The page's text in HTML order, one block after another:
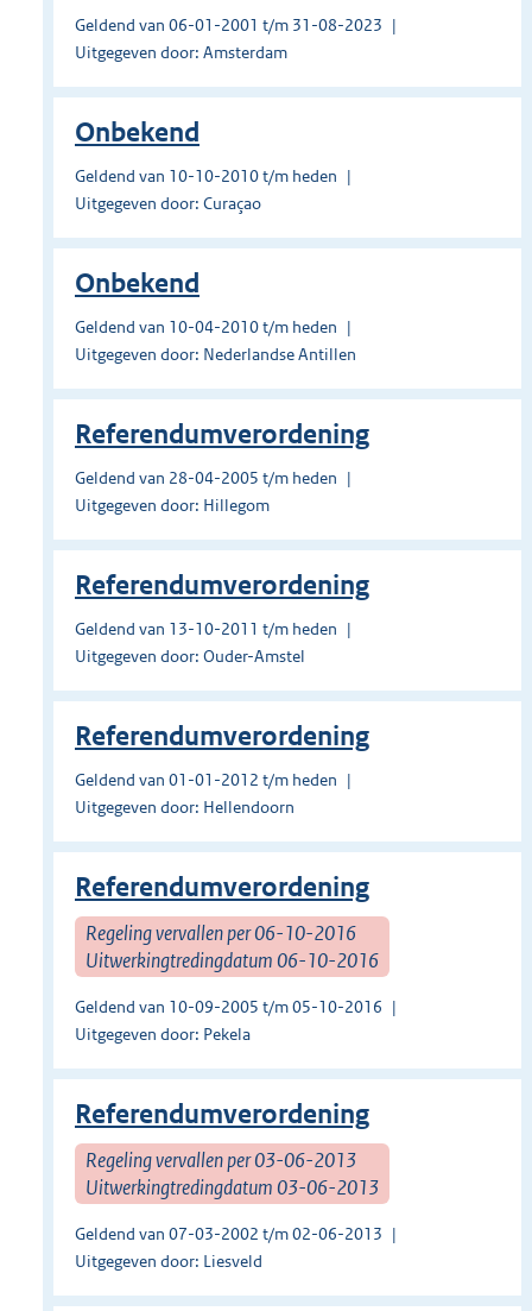
Geldend van 06-01-2001 t/m 31-08-2023
Uitgegeven door: Amsterdam
Onbekend
Geldend van 10-10-2010 t/m heden
Uitgegeven door: Curaçao
Onbekend
Geldend van 10-04-2010 t/m heden
Uitgegeven door: Nederlandse Antillen
Referendumverordening
Geldend van 28-04-2005 t/m heden
Uitgegeven door: Hillegom
Referendumverordening
Geldend van 13-10-2011 t/m heden
Uitgegeven door: Ouder-Amstel
Referendumverordening
Geldend van 01-01-2012 t/m heden
Uitgegeven door: Hellendoorn
Referendumverordening
Regeling vervallen per 06-10-2016
Uitwerkingtredingdatum 06-10-2016
Geldend van 10-09-2005 t/m 05-10-2016
Uitgegeven door: Pekela
Referendumverordening
Regeling vervallen per 03-06-2013
Uitwerkingtredingdatum 03-06-2013
Geldend van 07-03-2002 t/m 02-06-2013
Uitgegeven door: Liesveld